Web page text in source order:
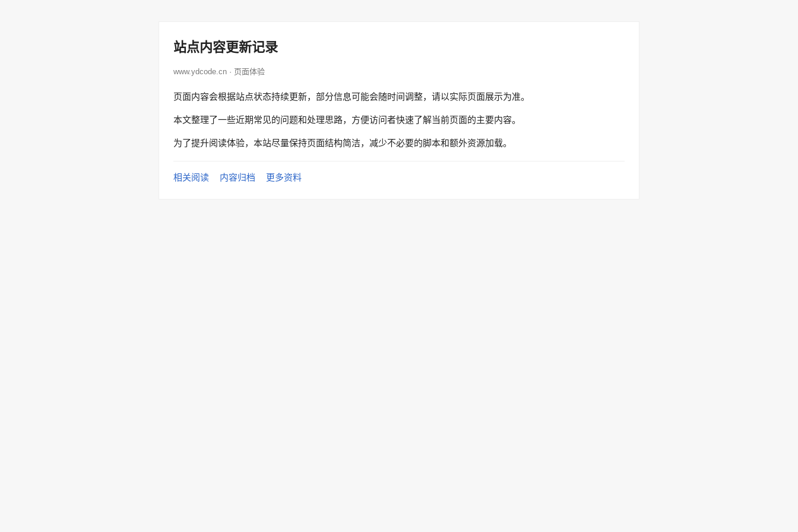
站点内容更新记录
www.ydcode.cn · 页面体验
页面内容会根据站点状态持续更新，部分信息可能会随时间调整，请以实际页面展示为准。
本文整理了一些近期常见的问题和处理思路，方便访问者快速了解当前页面的主要内容。
为了提升阅读体验，本站尽量保持页面结构简洁，减少不必要的脚本和额外资源加载。
相关阅读 内容归档 更多资料